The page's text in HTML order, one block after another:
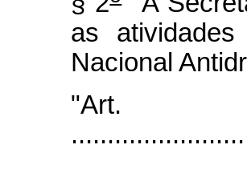
as
Nacional